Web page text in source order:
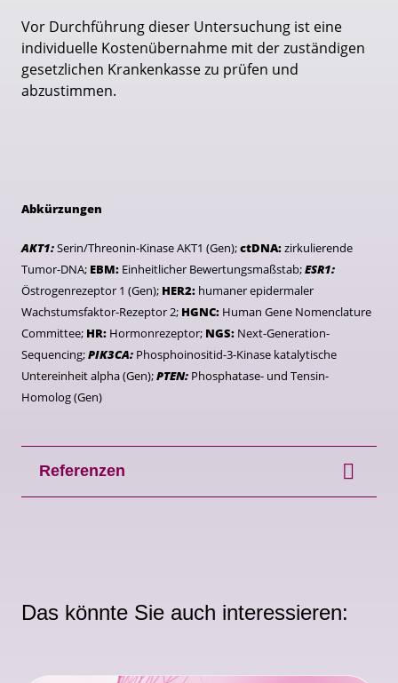
Vor Durchführung dieser Untersuchung ist eine
individuelle Kostenübernahme mit der zuständigen
gesetzlichen Krankenkasse zu prüfen und
abzustimmen.
Abkürzungen
AKT1:Serin/Threonin-Kinase AKT1 (Gen);ctDNA:zirkulierende
Tumor-DNA; EBM: Einheitlicher Bewertungsmaßstab;ESR1:
Östrogenrezeptor 1 (Gen); HER2: humaner epidermaler
Wachstumsfaktor-Rezeptor 2; HGNC: Human Gene Nomenclature
Committee; HR: Hormonrezeptor; NGS: Next-Generation-
Sequencing;PIK3CA: Phosphoinositid-3-Kinase katalytische
Untereinheit alpha (Gen);PTEN: Phosphatase- und Tensin-
Homolog (Gen)
Referenzen
Das könnte Sie auch interessieren: